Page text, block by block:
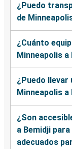
¿Puedo
de
¿Cuánto
Minneapolis a
¿Puedo llevar
Minneapolis a
¿Son
a Bemidji
adecuados